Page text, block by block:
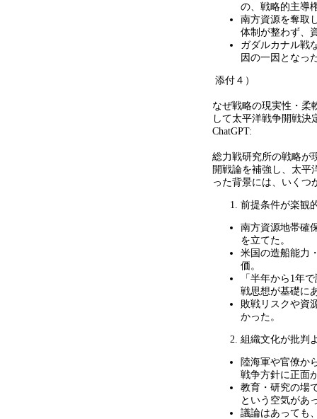
の、戦略的主導
南方資源を奪取
体制が整わず、
ガダルカナル戦
因の一因となっ
添付４）
なぜ戦略の現実性・柔
して太平洋戦争開戦決
ChatGPT:
総力戦研究所の戦略が
開戦論を補強し、太平
った背景には、いくつ
前提条件が楽観
南方資源地帯確
を立てた。
米国の造船能力
価。
「半年から 1年で
戦思想が基礎に
敗戦リスクや資
かった。
組織文化が批判
陸海軍や官僚か
戦争方針に正面
教育・研究の場
という空気があ
議論はあっても